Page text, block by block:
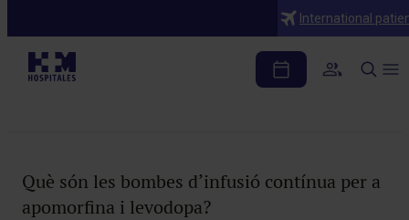
International
Bombes d’infusió contínua per a
apomorfina i levodopa
Què són les bombes d’infusió contínua per a
apomorfina i levodopa?